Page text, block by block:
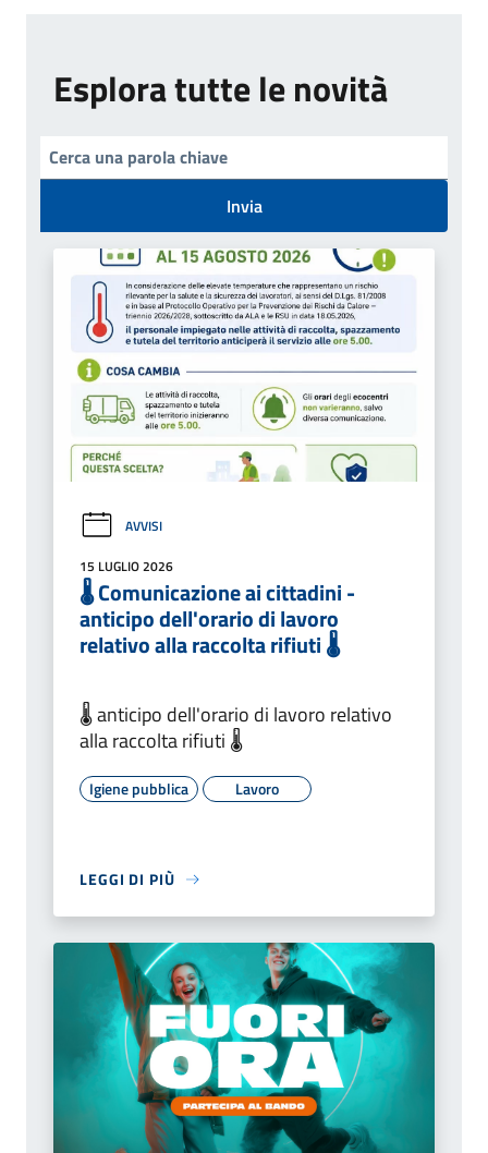
Esplora tutte le novità
Invia
AVVISI
15 LUGLIO 2026
🌡️ Comunicazione ai cittadini -
anticipo dell'orario di lavoro
relativo alla raccolta rifiuti 🌡️
🌡️ anticipo dell'orario di lavoro relativo
alla raccolta rifiuti 🌡️
Igiene pubblica Lavoro
LEGGI DI PIÙ